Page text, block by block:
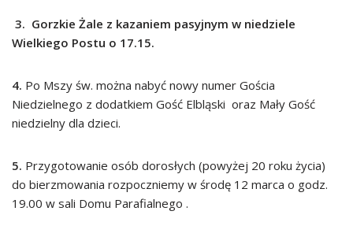
3. Gorzkie Żale z kazaniem pasyjnym w niedziele
Wielkiego Postu o 17.15.
4. Po Mszy św. można nabyć nowy numer Gościa
Niedzielnego z dodatkiem Gość Elbląski oraz Mały Gość
niedzielny dla dzieci.
5. Przygotowanie osób dorosłych (powyżej 20 roku życia)
do bierzmowania rozpoczniemy w środę 12 marca o godz.
19.00 w sali Domu Parafialnego .